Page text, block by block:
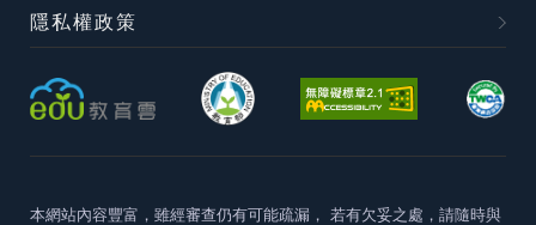
隱私權政策
本網站內容豐富，雖經審查仍有可能疏漏， 若有欠妥之處，請隨時與